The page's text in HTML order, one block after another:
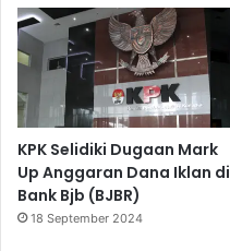
KPK Selidiki Dugaan Mark
Up Anggaran Dana Iklan di
Bank Bjb (BJBR)
18 September 2024